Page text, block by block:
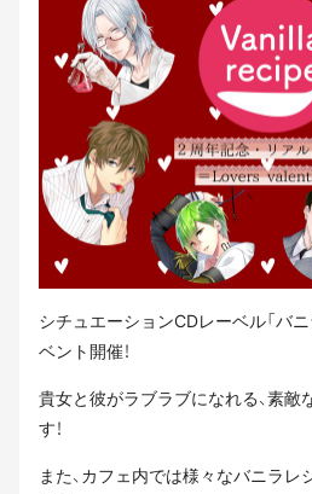
シチュエーションCDレーベル「バ
ベント開催！
貴女と彼がラブラブになれる、素敵
す！
また、カフェ内では様々なバニラレ